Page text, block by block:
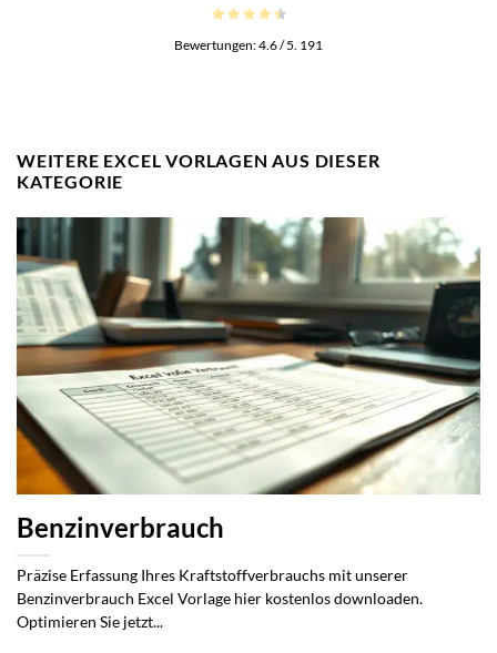
Bewertungen:4.6/ 5. 191
WEITERE EXCEL VORLAGEN AUS DIESER
KATEGORIE
Benzinverbrauch
Präzise Erfassung Ihres Kraftstoffverbrauchs mit unserer
Benzinverbrauch Excel Vorlage hier kostenlos downloaden.
Optimieren Sie jetzt...